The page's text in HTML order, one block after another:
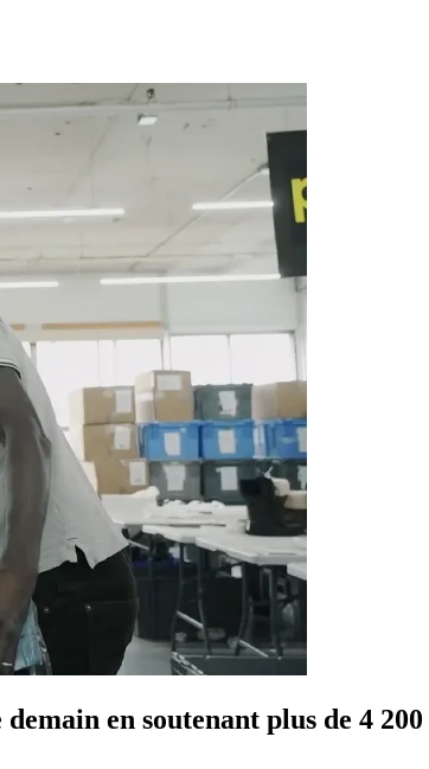
en soutenant plus de 4